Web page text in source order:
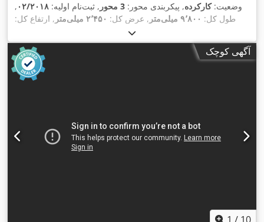
وضعیت:کارکرده, پیکربندی محور: 3 محور , ثبت‌نام اولیه: ۰۲/۲۰۱۸ ,
طول کل: ۹٬۸۰۰ میلی‌متر , عرض کل: ۲٬۴۵۰ میلی‌متر
, ارتفاع کل:
, سیستم تعلیق:
دیگر, سال ساخت:۲۰۱۸, تجهیزات: ,
آگهی کوچک